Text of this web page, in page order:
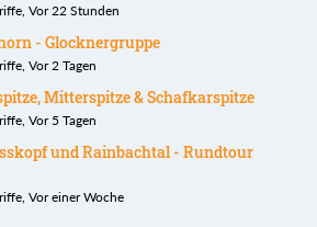
Vor 22 Stunden
- Glocknergruppe
Vor 2 Tagen
Mitterspitze & Schafkarspitze
Vor 5 Tagen
und Rainbachtal - Rundtour
Vor einer Woche